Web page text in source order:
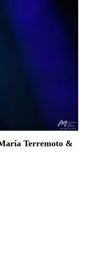
Terremoto &